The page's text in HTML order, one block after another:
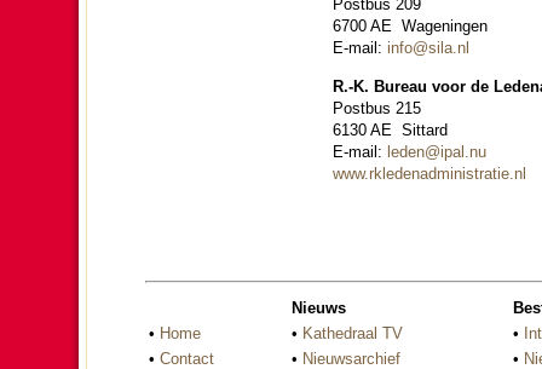
Postbus 209
6700 AE Wa­ge­nin­gen
E-mail: info@sila.nl
R.-K. Bureau voor de
Postbus 215
6130 AE Sittard
E-mail: leden@ipal.nu
www.rkle­den­ad­mi­ni­stra­tie.nl
• Home
• Contact
Nieuws
• Kathedraal TV
• Nieuwsarchief
•
•